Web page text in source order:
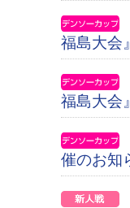
福島大会』
福島大会
催のお知